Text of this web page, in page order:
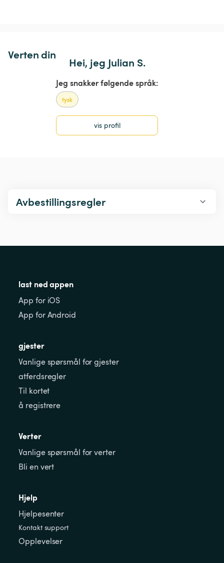
Verten din
Hei, jeg Julian S.
Jeg snakker følgende språk:
tysk
vis profil
Avbestillingsregler
last ned appen
App for iOS
App for Android
gjester
Vanlige spørsmål for gjester
atferdsregler
Til kortet
å registrere
Verter
Vanlige spørsmål for verter
Bli en vert
Hjelp
Hjelpesenter
Kontakt support
Opplevelser